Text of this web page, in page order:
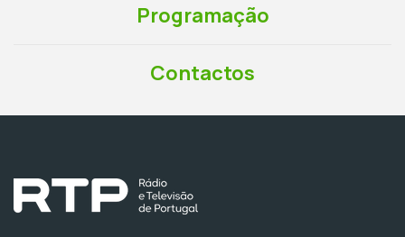
Programação
Contactos